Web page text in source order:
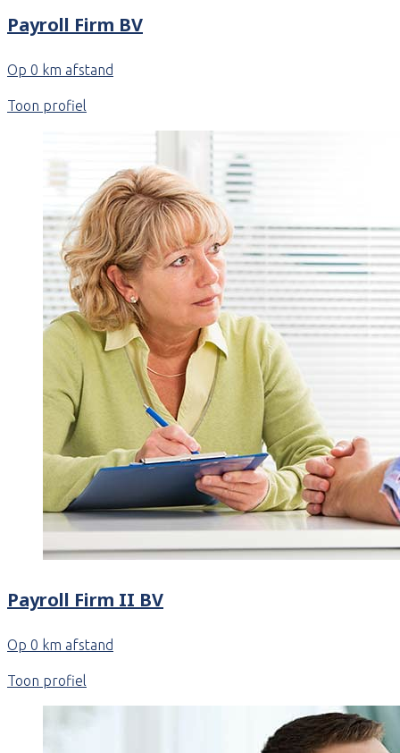
Payroll Firm BV
Op 0 km afstand
Toon profiel
Payroll Firm II BV
Op 0 km afstand
Toon profiel